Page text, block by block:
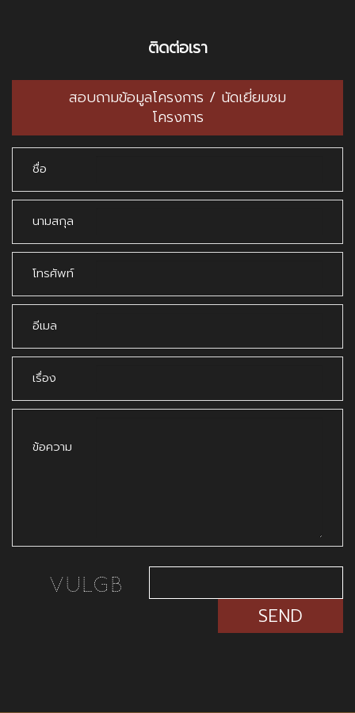
ติดต่อเรา
สอบถามข้อมูลโครงการ / นัดเยี่ยมชม
โครงการ
ชื่อ
นามสกุล
โทรศัพท์
อีเมล
เรื่อง
ข้อความ
SEND